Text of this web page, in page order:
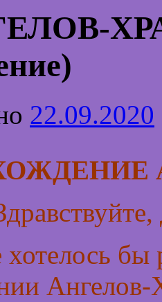
22.09.2020
бы
Ангелов-